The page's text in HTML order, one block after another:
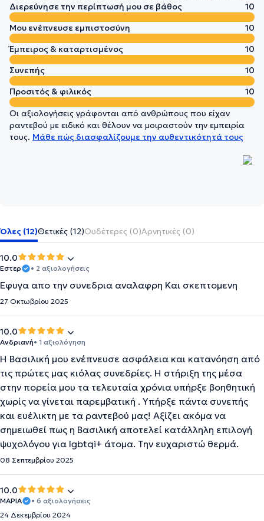
Διερεύνησε την περίπτωσή μου σε βάθος
10
Μου ενέπνευσε εμπιστοσύνη
10
Έμπειρος & καταρτισμένος
10
Συνεπής
10
Προσιτός & φιλικός
10
Οι αξιολογήσεις γράφονται από ανθρώπους που είχαν
ραντεβού με ειδικό και θέλουν να μοιραστούν την εμπειρία
τους. Μάθε πώς διασφαλίζουμε την αυθεντικότητά τους
Όλες (12)Θετικές (12)Ουδέτερες (0)Αρνητικές (0)
10.0
Εστερ • 2 αξιολογήσεις
Εφυγα απο την συνεδρια αναλαφρη Και σκεπτομενη
27 Οκτωβρίου 2025
10.0
Ανδριανή• 1 αξιολόγηση
Η Βασιλική μου ενέπνευσε ασφάλεια και κατανόηση από
τις πρώτες μας κιόλας συνεδρίες. Η στήριξη της μέσα
στην πορεία μου τα τελευταία χρόνια υπήρξε βοηθητική
χωρίς να γίνεται παρεμβατική . Υπήρξε πάντα συνεπής
και ευέλικτη με τα ραντεβού μας! Αξίζει ακόμα να
σημειωθεί πως η Βασιλική αποτελεί κατάλληλη επιλογή
ψυχολόγου για lgbtqi+ άτομα. Την ευχαριστώ θερμά.
08 Σεπτεμβρίου 2025
10.0
ΜΑΡΙΑ
• 6 αξιολογήσεις
24 Δεκεμβρίου 2024